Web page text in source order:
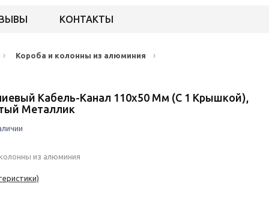
КОНТАКТЫ
› Короба и колонны из алюминия ›
Кабель-Канал 110х50 Мм (с 1 Крышкой),
Металлик
из алюминия